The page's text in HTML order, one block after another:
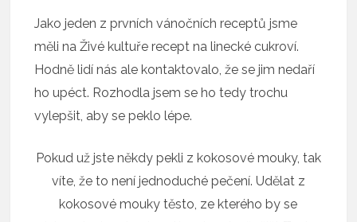
Jako jeden z prvních vánočních receptů jsme
měli na Živé kultuře recept na linecké cukroví.
Hodně lidí nás ale kontaktovalo, že se jim nedaří
ho upéct. Rozhodla jsem se ho tedy trochu
vylepšit, aby se peklo lépe.
Pokud už jste někdy pekli z kokosové mouky, tak
víte, že to není jednoduché pečení. Udělat z
kokosové mouky těsto, ze kterého by se